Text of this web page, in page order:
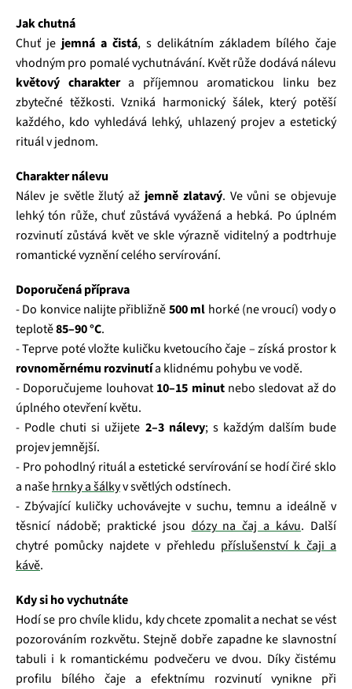
Jak chutná
Chuť je jemná a čistá, s delikátním základem bílého čaje
vhodným pro pomalé vychutnávání. Květ růže dodává nálevu
květový charaktera příjemnou aromatickou linku bez
zbytečné těžkosti. Vzniká harmonický šálek, který potěší
každého, kdo vyhledává lehký, uhlazený projev a estetický
rituál v jednom.
Charakter nálevu
Nálev je světle žlutý až jemně zlatavý. Ve vůni se objevuje
lehký tón růže, chuť zůstává vyvážená a hebká. Po úplném
rozvinutí zůstává květ ve skle výrazně viditelný a podtrhuje
romantické vyznění celého servírování.
Doporučená příprava
- Do konvice nalijte přibližně500 ml horké (ne vroucí) vody o
teplotě85–90 °C.
- Teprve poté vložte kuličku kvetoucího čaje – získá prostor k
rovnoměrnému rozvinutía klidnému pohybu ve vodě.
- Doporučujeme louhovat 10–15 minutnebo sledovat až do
úplného otevření květu.
- Podle chuti si užijete 2–3 nálevy; s každým dalším bude
projev jemnější.
- Pro pohodlný rituál a estetické servírování se hodí čiré sklo
a našehrnky a šálkyv světlých odstínech.
- Zbývající kuličky uchovávejte v suchu, temnu a ideálně v
těsnicí nádobě; praktické jsou dózy na čaj a kávu. Další
chytré pomůcky najdete v přehledu příslušenství k čaji a
kávě.
Kdy si ho vychutnáte
Hodí se pro chvíle klidu, kdy chcete zpomalit a nechat se vést
pozorováním rozkvětu. Stejně dobře zapadne ke slavnostní
tabuli i k romantickému podvečeru ve dvou. Díky čistému
profilu bílého čaje a efektnímu rozvinutí vynikne při